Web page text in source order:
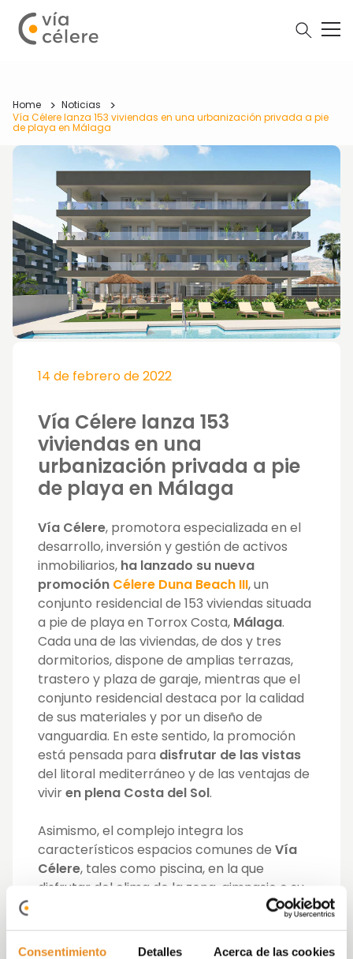
Consentimiento Detalles Acerca de las cookies
Home
Noticias
Vía Célere lanza 153 viviendas en una urbanización privada a pie
de playa en Málaga
14 de febrero de 2022
Vía Célere lanza 153
viviendas en una
urbanización privada a pie
de playa en Málaga
Vía Célere, promotora especializada en el
desarrollo, inversión y gestión de activos
inmobiliarios, ha lanzado su nueva
promoción Célere Duna Beach III, un
conjunto residencial de 153 viviendas situada
a pie de playa en Torrox Costa, Málaga.
Cada una de las viviendas, de dos y tres
dormitorios, dispone de amplias terrazas,
trastero y plaza de garaje, mientras que el
conjunto residencial destaca por la calidad
de sus materiales y por un diseño de
vanguardia. En este sentido, la promoción
está pensada para disfrutar de las vistas
del litoral mediterráneo y de las ventajas de
viviren plena Costa del Sol.
Asimismo, el complejo integra los
característicos espacios comunes de Vía
Célere, tales como piscina, en la que
disfrutar del clima de la zona, gimnasio o su
sala social gourmet, en la que los residentes
se podrán relajar o celebrar encuentros con
familia y amigos. Del mismo modo,
Célere